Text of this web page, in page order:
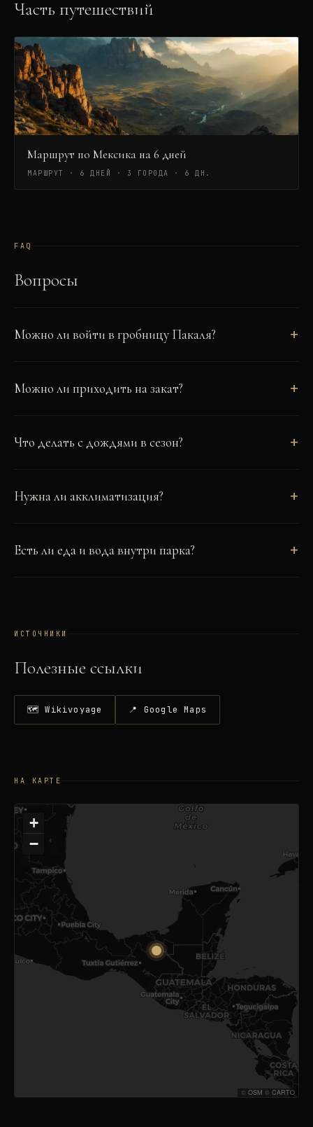
Часть путешествий
Маршрут по Мексика на 6 дней
МАРШРУТ · 6 ДНЕЙ · 3 ГОРОДА · 6 ДН.
FAQ
Вопросы
Можно ли войти в гробницу Пакаля?
Можно ли приходить на закат?
Что делать с дождями в сезон?
Нужна ли акклиматизация?
Есть ли еда и вода внутри парка?
ИСТОЧНИКИ
Полезные ссылки
🗺 Wikivoyage 📍 Google Maps
НА КАРТЕ
+
−
© OSM © CARTO